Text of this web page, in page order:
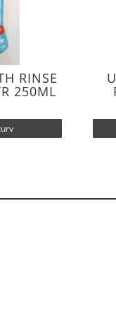
RINSE
250ML